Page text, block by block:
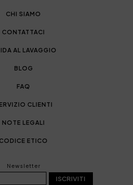
CHI SIAMO
CONTATTACI
AL LAVAGGIO
BLOG
FAQ
CLIENTI
NOTE LEGALI
CODICE ETICO
Newsletter
ISCRIVITI